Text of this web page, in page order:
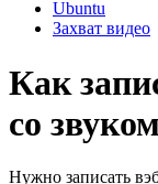
Ubuntu
Захват видео
Как
со
Нужно записать